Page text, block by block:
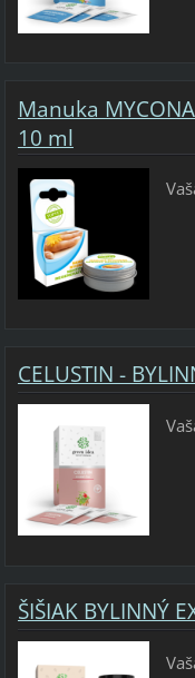
Manuka
10 ml
CELUSTIN -
ŠIŠIAK BYLINNÝ